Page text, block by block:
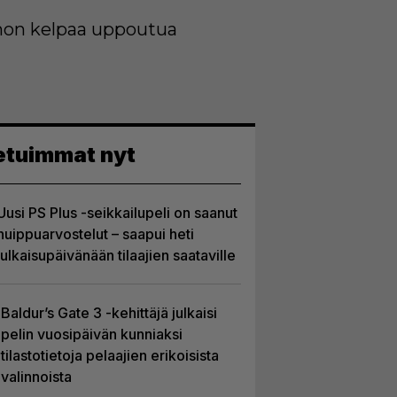
kelpaa uppoutua
nyt
PS Plus -seikkailupeli on saanut
– saapui heti
tilaajien saataville
Baldur’s Gate 3 -kehittäjä julkaisi
pelin vuosipäivän kunniaksi
tilastotietoja pelaajien erikoisista
valinnoista